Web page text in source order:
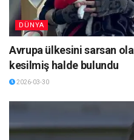
DÜNYA
Avrupa ülkesini sarsan
kesilmiş halde bulundu
2026-03-30